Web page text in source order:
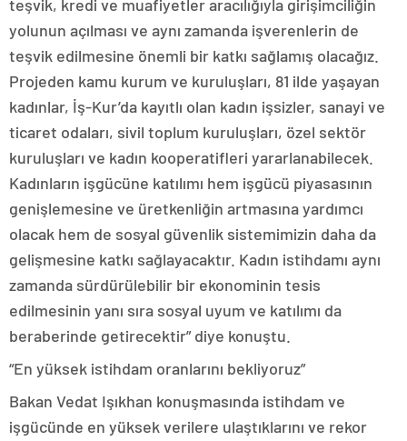
teşvik, kredi ve muafiyetler aracılığıyla girişimciliğin
yolunun açılması ve aynı zamanda işverenlerin de
teşvik edilmesine önemli bir katkı sağlamış olacağız.
Projeden kamu kurum ve kuruluşları, 81 ilde yaşayan
kadınlar, İş-Kur’da kayıtlı olan kadın işsizler, sanayi ve
ticaret odaları, sivil toplum kuruluşları, özel sektör
kuruluşları ve kadın kooperatifleri yararlanabilecek.
Kadınların işgücüne katılımı hem işgücü piyasasının
genişlemesine ve üretkenliğin artmasına yardımcı
olacak hem de sosyal güvenlik sistemimizin daha da
gelişmesine katkı sağlayacaktır. Kadın istihdamı aynı
zamanda sürdürülebilir bir ekonominin tesis
edilmesinin yanı sıra sosyal uyum ve katılımı da
beraberinde getirecektir” diye konuştu.
“En yüksek istihdam oranlarını bekliyoruz”
Bakan Vedat Işıkhan konuşmasında istihdam ve
işgücünde en yüksek verilere ulaştıklarını ve rekor